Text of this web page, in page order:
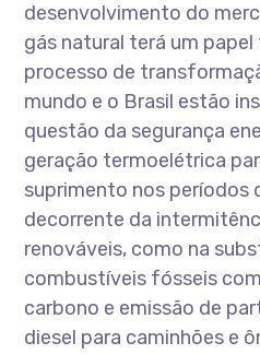
desenvolvimento do
gás natural terá um
processo de
mundo e o Brasil estão
questão da segurança
geração termoelétrica
suprimento nos períodos
decorrente da
renováveis, como na
combustíveis fósseis
carbono e emissão de
diesel para caminhões e